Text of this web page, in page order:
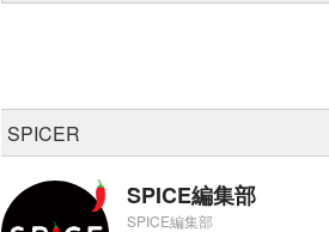
SPICER
SPICE編集部
SPICE編集部